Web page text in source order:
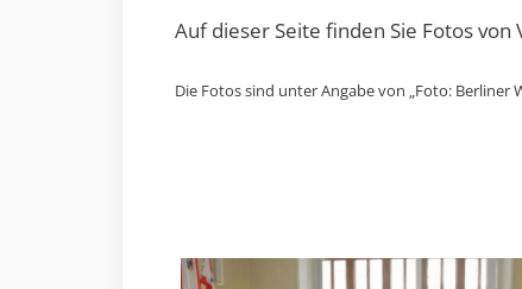
Auf dieser Seite finden Sie Fotos
Die Fotos sind unter Angabe von „Foto: Berliner